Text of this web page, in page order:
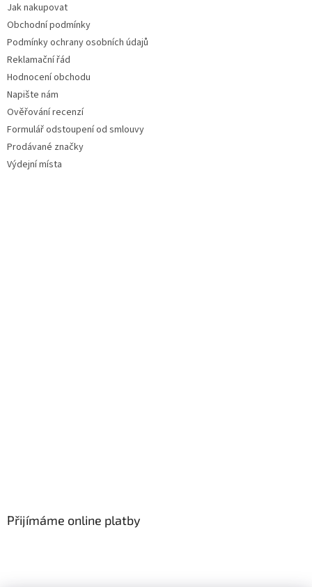
Jak nakupovat
Obchodní podmínky
Podmínky ochrany osobních údajů
Reklamační řád
Hodnocení obchodu
Napište nám
Ověřování recenzí
Formulář odstoupení od smlouvy
Prodávané značky
Výdejní místa
Přijímáme online platby